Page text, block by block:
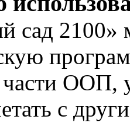
сад 2100»
части ООП,
с